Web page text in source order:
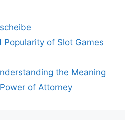
Popularity of Slot Games
the Meaning
of Attorney